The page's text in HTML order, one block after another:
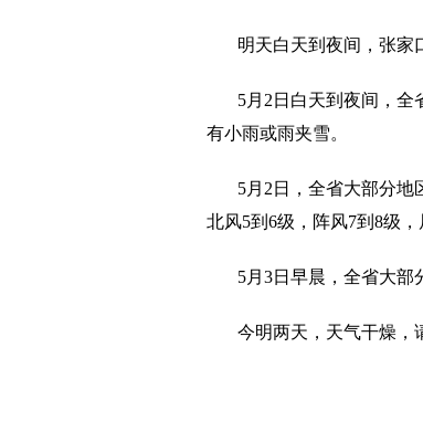
明天白天到夜间，张家
5月2日白天到夜间，
有小雨或雨夹雪。
5月2日，全省大部分地
北风5到6级，阵风7到8级，
5月3日早晨，全省大
今明两天，天气干燥，